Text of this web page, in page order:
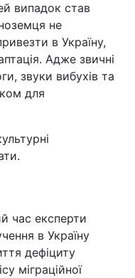
випадок став
не
в Україну,
Адже звичні
звуки вибухів та
для
час експерти
в Україну
дефіциту
міграційної